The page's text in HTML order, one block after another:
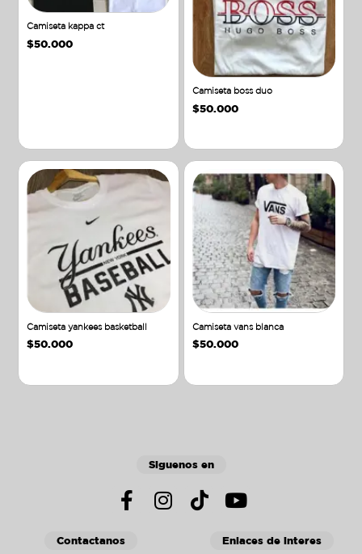
Camiseta kappa ct
$50.000
Camiseta boss duo
$50.000
Camiseta yankees basketball
$50.000
Camiseta vans blanca
$50.000
Siguenos en
Contactanos Enlaces de interes